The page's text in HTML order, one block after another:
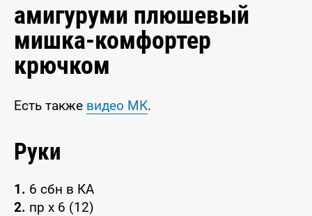
амигуруми плюшевый
мишка-комфортер
крючком
Есть также видео МК.
Руки
1. 6 сбн в КА
2. пр х 6 (12)